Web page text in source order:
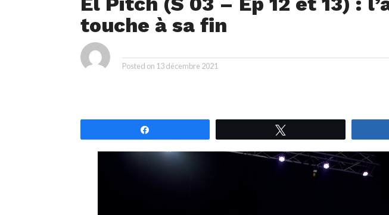
touche à sa fin
Posted on 13 décembre 2021